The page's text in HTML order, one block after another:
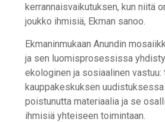
kerrannaisvaikutuksen, kun niitä
joukko ihmisiä, Ekman sanoo.
Ekmaninmukaan Anundin
ja sen luomisprosessissa
ekologinen ja sosiaalinen
kauppakeskuksen
poistunutta materiaalia ja se
ihmisiä yhteiseen toimintaan.